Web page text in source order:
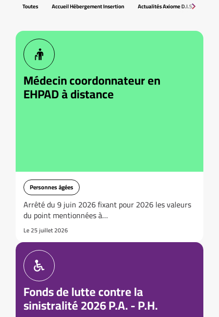
Toutes Accueil Hébergement Insertion Actualités Axiome D.I.S.
Médecin coordonnateur en
EHPAD à distance
Personnes âgées
Arrêté du 9 juin 2026 fixant pour 2026 les valeurs
du point mentionnées à…
Le 25 juillet 2026
Fonds de lutte contre la
sinistralité 2026 P.A. - P.H.